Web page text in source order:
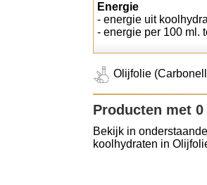
Energie
- energie uit
- energie per 100 ml.
Olijfolie
Producten met
Bekijk in
koolhydraten in